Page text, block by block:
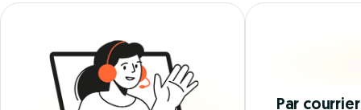
Par courrier